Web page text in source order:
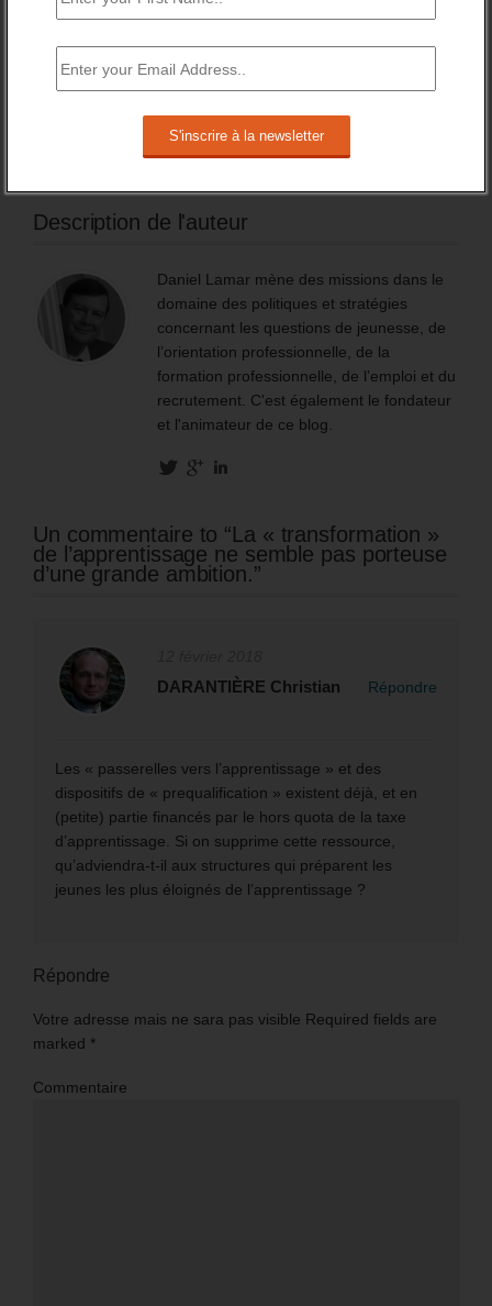
2 avril 2025 -0 Commentaire
Quelles formations suivent les demandeurs
d’emploi ?
Description de l'auteur
Daniel Lamar mène des missions dans le
domaine des politiques et stratégies
concernant les questions de jeunesse, de
l’orientation professionnelle, de la
formation professionnelle, de l’emploi et du
recrutement. C'est également le fondateur
et l'animateur de ce blog.
Un commentaire to “La « transformation »
de l’apprentissage ne semble pas porteuse
d’une grande ambition.”
DARANTIÈRE Christian Répondre
Les « passerelles vers l’apprentissage » et des
dispositifs de « prequalification » existent déjà, et en
(petite) partie financés par le hors quota de la taxe
d’apprentissage. Si on supprime cette ressource,
qu’adviendra-t-il aux structures qui préparent les
jeunes les plus éloignés de l’apprentissage ?
Répondre
Votre adresse mais ne sara pas visible Required fields are
marked *
Commentaire